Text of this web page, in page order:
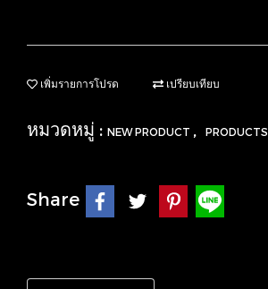
เพิ่มรายการโปรด เปรียบเทียบ
หมวดหมู่ : NEW PRODUCT , PRODUCTS
Share